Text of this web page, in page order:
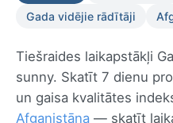
Gada vidējie rādītāji
Tiešraides laikapstākļi
sunny. Skatīt 7 dienu
un gaisa kvalitātes
Afganistāna — skatīt